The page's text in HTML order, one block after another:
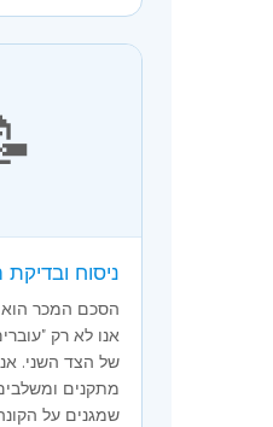
ניסוח
הסכם המכר הוא
אנו לא רק
של הצד השני.
מתקנים
שמגנים על